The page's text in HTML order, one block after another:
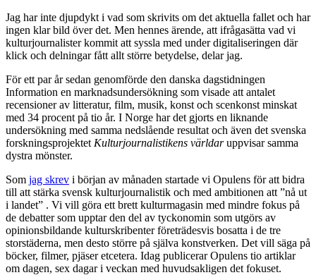
Jag har inte djupdykt i vad som skrivits om det aktuella fallet och har
ingen klar bild över det. Men hennes ärende, att ifrågasätta vad vi
kulturjournalister kommit att syssla med under digitaliseringen där
klick och delningar fått allt större betydelse, delar jag.
För ett par år sedan genomförde den danska dagstidningen
Information en marknadsundersökning som visade att antalet
recensioner av litteratur, film, musik, konst och scenkonst minskat
med 34 procent på tio år. I Norge har det gjorts en liknande
undersökning med samma nedslående resultat och även det svenska
forskningsprojektet Kulturjournalistikens världaruppvisar samma
dystra mönster.
Som jag skrev i början av månaden startade vi Opulens för att bidra
till att stärka svensk kulturjournalistik och med ambitionen att ”nå ut
i landet” . Vi vill göra ett brett kulturmagasin med mindre fokus på
de debatter som upptar den del av tyckonomin som utgörs av
opinionsbildande kulturskribenter företrädesvis bosatta i de tre
storstäderna, men desto större på själva konstverken. Det vill säga på
böcker, filmer, pjäser etcetera. Idag publicerar Opulens tio artiklar
om dagen, sex dagar i veckan med huvudsakligen det fokuset.